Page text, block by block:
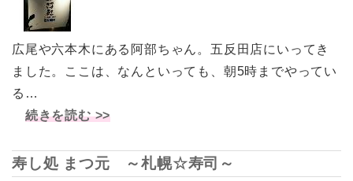
広尾や六本木にある阿部ちゃん。五反田店にいってき
ました。ここは、なんといっても、朝5時までやってい
る…
続きを読む >>
寿し処 まつ元 ～札幌☆寿司～